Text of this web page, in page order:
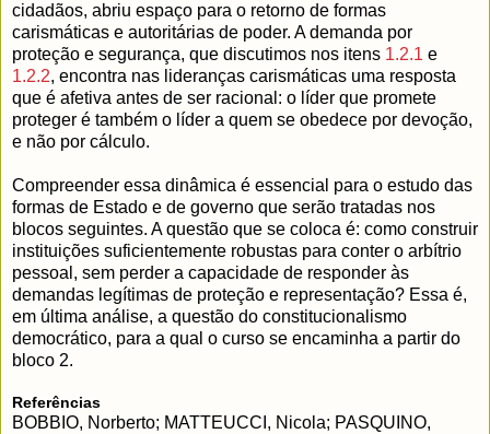
cidadãos, abriu espaço para o retorno de formas
carismáticas e autoritárias de poder. A demanda por
proteção e segurança, que discutimos nos itens 1.2.1 e
1.2.2, encontra nas lideranças carismáticas uma resposta
que é afetiva antes de ser racional: o líder que promete
proteger é também o líder a quem se obedece por devoção,
e não por cálculo.
Compreender essa dinâmica é essencial para o estudo das
formas de Estado e de governo que serão tratadas nos
blocos seguintes. A questão que se coloca é: como construir
instituições suficientemente robustas para conter o arbítrio
pessoal, sem perder a capacidade de responder às
demandas legítimas de proteção e representação? Essa é,
em última análise, a questão do constitucionalismo
democrático, para a qual o curso se encaminha a partir do
bloco 2.
Referências
BOBBIO, Norberto; MATTEUCCI, Nicola; PASQUINO,